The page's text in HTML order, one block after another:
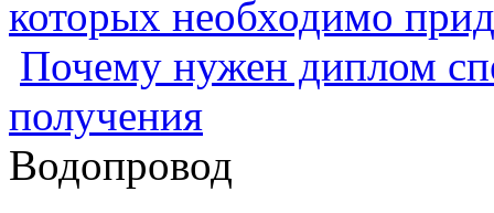
которых необходимо
Почему нужен диплом
получения
Водопровод